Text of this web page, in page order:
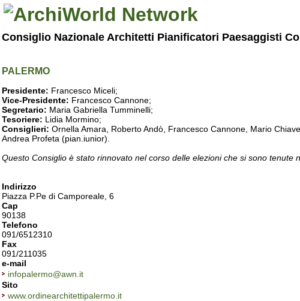
Consiglio Nazionale Architetti Pianificatori Paesaggisti
PALERMO
Presidente: Francesco Miceli;
Vice-Presidente: Francesco Cannone;
Segretario: Maria Gabriella Tumminelli;
Tesoriere: Lidia Mormino;
Consiglieri: Ornella Amara, Roberto Andò, Francesco Cannone, Mario
Andrea Profeta (pian.iunior).
Questo Consiglio è stato rinnovato nel corso delle elezioni che si sono
Indirizzo
Piazza P.Pe di Camporeale, 6
Cap
90138
Telefono
091/6512310
Fax
091/211035
e-mail
infopalermo@awn.it
Sito
www.ordinearchitettipalermo.it